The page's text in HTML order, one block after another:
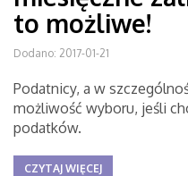
to możliwe!
Dodano: 2017-01-21
Podatnicy, a w
możliwość wyboru, jeśli
podatków.
CZYTAJ WIĘCEJ